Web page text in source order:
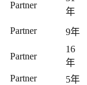
Partner
年
Partner 9年
Partner
16
年
Partner 5年